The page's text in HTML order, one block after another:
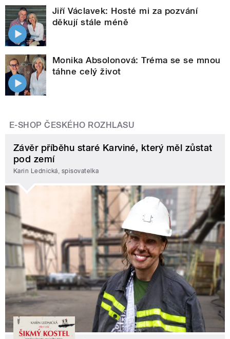
Jiří Václavek: Hosté mi za pozvání
děkují stále méně
Monika Absolonová: Tréma se se mnou
táhne celý život
E-SHOP ČESKÉHO ROZHLASU
Závěr příběhu staré Karviné, který měl zůstat
pod zemí
Karin Lednická, spisovatelka